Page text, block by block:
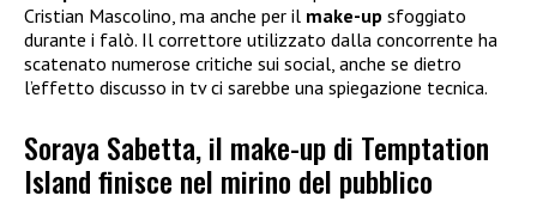
Cristian Mascolino, ma anche per il make-up sfoggiato
durante i falò. Il correttore utilizzato dalla concorrente ha
scatenato numerose critiche sui social, anche se dietro
l’effetto discusso in tv ci sarebbe una spiegazione tecnica.
Soraya Sabetta, il make-up di Temptation
Island finisce nel mirino del pubblico